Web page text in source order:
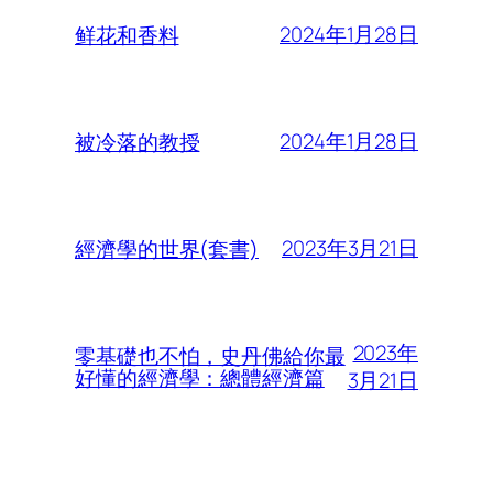
鲜花和香料 2024年1月28日
被冷落的教授 2024年1月28日
經濟學的世界(套書) 2023年3月21日
零基礎也不怕，史丹佛給你最
好懂的經濟學：總體經濟篇
2023年
3月21日